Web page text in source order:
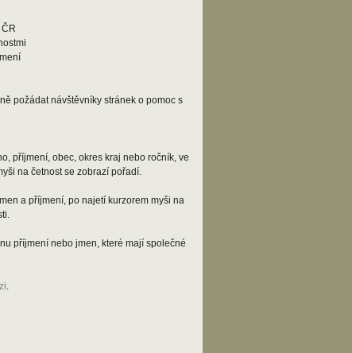
požádat návštěvníky stránek o pomoc s
příjmení, obec, okres kraj nebo ročník, ve
na četnost se zobrazí pořadí.
a příjmení, po najetí kurzorem myši na
příjmení nebo jmen, které mají společné
.